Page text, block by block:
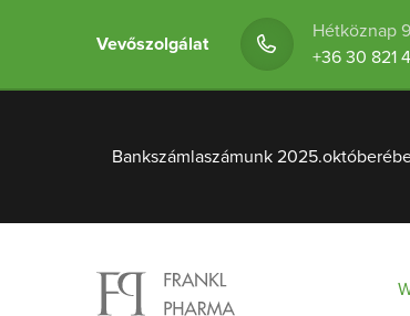
Vevőszolgálat
Hétköznap
+36 30 821
Bankszámlaszámunk